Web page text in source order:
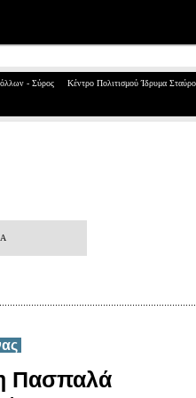
- Σύρος Κέντρο Πολιτισμού Ίδρυμα
Πασπαλά